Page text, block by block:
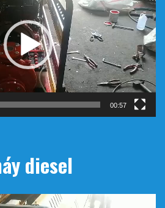
00:57
diesel